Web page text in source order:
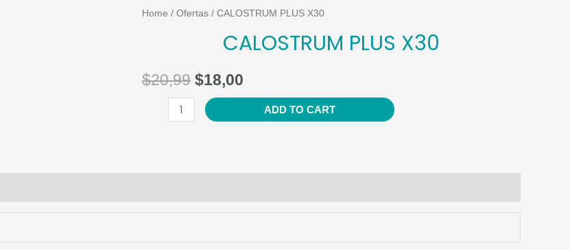
Home / Ofertas / CALOSTRUM PLUS X30
CALOSTRUM PLUS X30
$20,99 $18,00
CALOSTRUM
ADD TO CART